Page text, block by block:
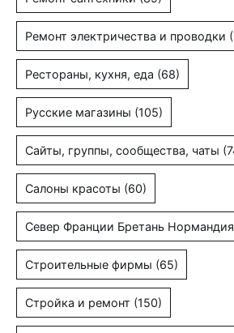
Ремонт электричества и проводки
Рестораны, кухня, еда (68)
Русские магазины (105)
Сайты, группы, сообщества, чаты
Салоны красоты (60)
Север Франции Бретань Нормандия
Строительные фирмы (65)
Стройка и ремонт (150)